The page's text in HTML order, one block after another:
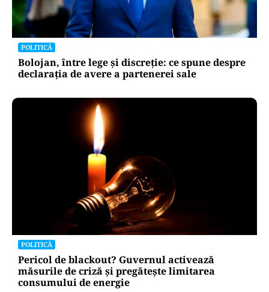
POLITICĂ
Bolojan, între lege și discreție: ce spune despre
declarația de avere a partenerei sale
POLITICĂ
Pericol de blackout? Guvernul activează
măsurile de criză și pregătește limitarea
consumului de energie